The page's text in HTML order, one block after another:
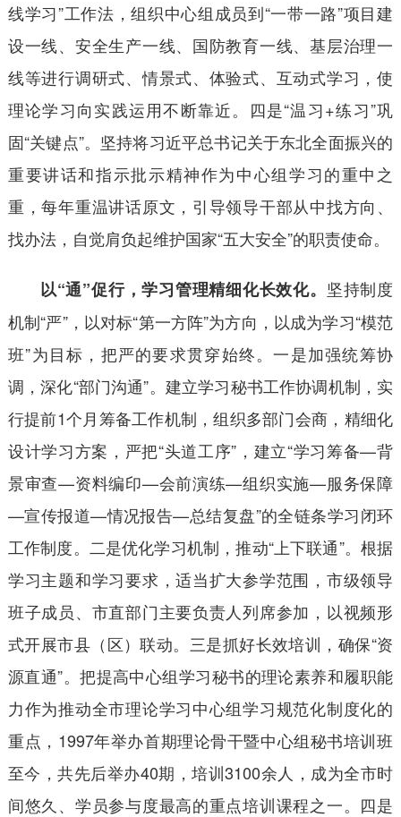
线学习”工作法，组织中心组成员到“一带一路”项目建
设一线、安全生产一线、国防教育一线、基层治理一
线等进行调研式、情景式、体验式、互动式学习，使
理论学习向实践运用不断靠近。四是“温习+练习”巩
固“关键点”。坚持将习近平总书记关于东北全面振兴的
重要讲话和指示批示精神作为中心组学习的重中之
重，每年重温讲话原文，引导领导干部从中找方向、
找办法，自觉肩负起维护国家“五大安全”的职责使命。
以“通”促行，学习管理精细化长效化。 坚持制度
机制“严”，以对标“第一方阵”为方向，以成为学习“模范
班”为目标，把严的要求贯穿始终。一是加强统筹协
调，深化“部门沟通”。建立学习秘书工作协调机制，实
行提前1个月筹备工作机制，组织多部门会商，精细化
设计学习方案，严把“头道工序”，建立“学习筹备—背
景审查—资料编印—会前演练—组织实施—服务保障
—宣传报道—情况报告—总结复盘”的全链条学习闭环
工作制度。二是优化学习机制，推动“上下联通”。根据
学习主题和学习要求，适当扩大参学范围，市级领导
班子成员、市直部门主要负责人列席参加，以视频形
式开展市县（区）联动。三是抓好长效培训，确保“资
源直通”。把提高中心组学习秘书的理论素养和履职能
力作为推动全市理论学习中心组学习规范化制度化的
重点，1997年举办首期理论骨干暨中心组秘书培训班
至今，共先后举办40期，培训3100余人，成为全市时
间悠久、学员参与度最高的重点培训课程之一。四是